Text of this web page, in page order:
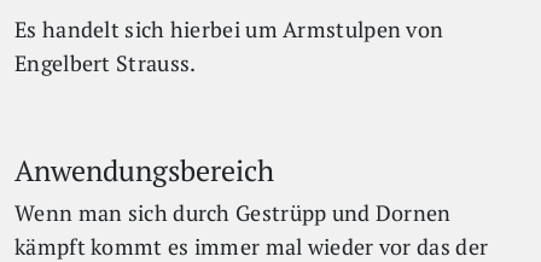
Es handelt sich hierbei um Armstulpen von
Engelbert Strauss.
Anwendungsbereich
Wenn man sich durch Gestrüpp und Dornen
kämpft kommt es immer mal wieder vor das der